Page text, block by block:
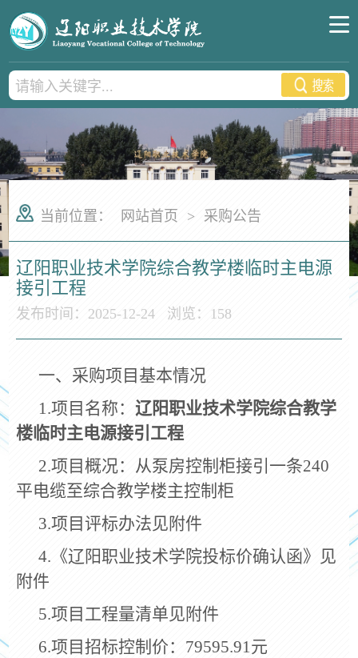
当前位置： 网站首页 > 采购公告
辽阳职业技术学院综合教学楼临时主电源
接引工程
发布时间：2025-12-24 浏览： 158
一、采购项目基本情况
1.项目名称： 辽阳职业技术学院综合教学
楼临时主电源接引工程
2.项目概况：从泵房控制柜接引一条240
平电缆至综合教学楼主控制柜
3.项目评标办法见附件
4. 《辽阳职业技术学院投标价确认函》见
附件
5.项目工程量清单见附件
6.项目招标控制价： 79595.91元